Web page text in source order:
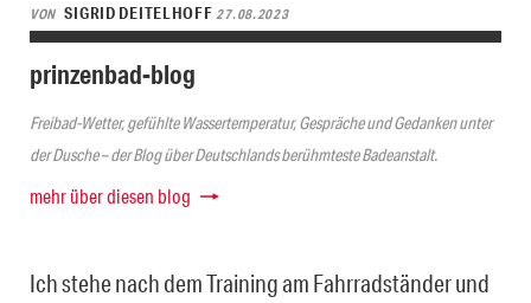
VON SIGRID DEITELHOFF27.08.2023
prinzenbad-blog
Freibad-Wetter, gefühlte Wassertemperatur, Gespräche und Gedanken unter
der Dusche – der Blog über Deutschlands berühmteste Badeanstalt.
mehr über diesen blog
Ich stehe nach dem Training am Fahrradständer und